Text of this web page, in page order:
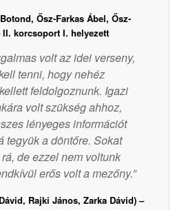
Ősz-Farkas Ábel, Ősz-
II. korcsoport I. helyezett
volt az idei verseny,
tenni, hogy nehéz
feldolgoznunk. Igazi
volt szükség ahhoz,
lényeges információt
tegyük a döntőre. Sokat
de ezzel nem voltunk
erős volt a mezőny.”
Rajki János, Zarka Dávid) –